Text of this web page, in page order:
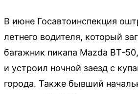
В июне Госавтоинспекция
летнего водителя, который
багажник пикапа Mazda BT-
и устроил ночной заезд с
города. Также бывший